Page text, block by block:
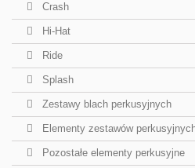
Crash
Hi-Hat
Ride
Splash
Zestawy blach perkusyjnych
Elementy zestawów
Pozostałe elementy perkusyjne